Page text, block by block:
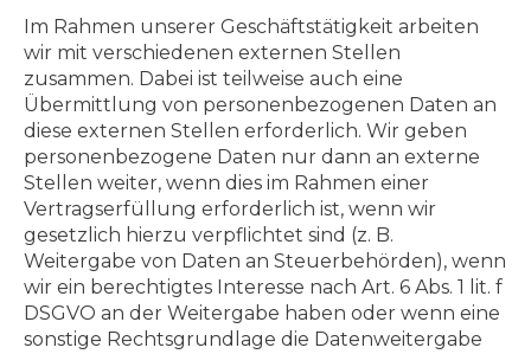
Im Rahmen unserer Geschäftstätigkeit arbeiten
wir mit verschiedenen externen Stellen
zusammen. Dabei ist teilweise auch eine
Übermittlung von personenbezogenen Daten an
diese externen Stellen erforderlich. Wir geben
personenbezogene Daten nur dann an externe
Stellen weiter, wenn dies im Rahmen einer
Vertragserfüllung erforderlich ist, wenn wir
gesetzlich hierzu verpflichtet sind (z. B.
Weitergabe von Daten an Steuerbehörden), wenn
wir ein berechtigtes Interesse nach Art. 6 Abs. 1 lit. f
DSGVO an der Weitergabe haben oder wenn eine
sonstige Rechtsgrundlage die Datenweitergabe